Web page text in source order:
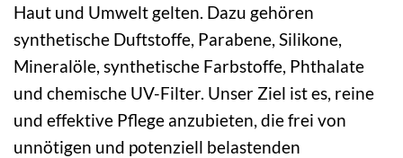
Haut und Umwelt gelten. Dazu gehören
synthetische Duftstoffe, Parabene, Silikone,
Mineralöle, synthetische Farbstoffe, Phthalate
und chemische UV-Filter. Unser Ziel ist es, reine
und effektive Pflege anzubieten, die frei von
unnötigen und potenziell belastenden